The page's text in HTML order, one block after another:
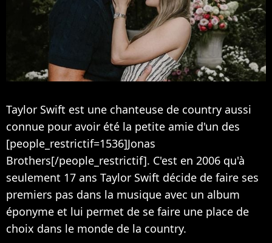
Taylor Swift est une chanteuse de country aussi
connue pour avoir été la petite amie d'un des
[people_restrictif=1536]Jonas
Brothers[/people_restrictif]. C'est en 2006 qu'à
seulement 17 ans Taylor Swift décide de faire ses
premiers pas dans la musique avec un album
éponyme et lui permet de se faire une place de
choix dans le monde de la country.